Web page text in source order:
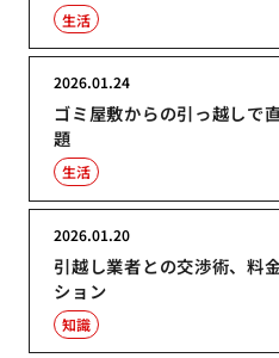
生活
ゴミ屋敷からの引っ越しで
題
2026.01.24
生活
引越し業者との交渉術、料
ション
2026.01.20
知識